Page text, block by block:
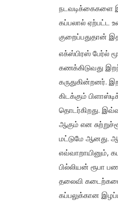
நடவடிக்கைகளை
கப்பலால் ஏற்பட்ட
குறைப்பதுதான்
எக்ஸ்பிரஸ் பேர்ல்
கணக்கிடுவது
கருதுகின்றனர்.
கிடக்கும்
தொடர்கிறது.
ஆகும் என
மட்டுமே ஆனது.
எவ்வாறாயினும்,
பில்லியன் ரூபா
தலைவி
கப்பலுக்கான